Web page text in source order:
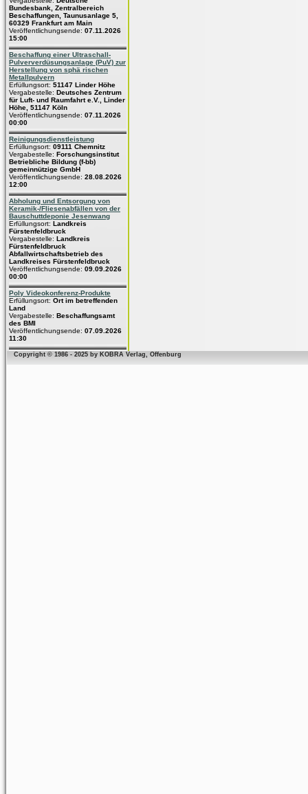
Bundesbank, Zentralbereich
Beschaffungen, Taunusanlage 5,
60329 Frankfurt am Main
Veröffentlichungsende: 07.11.2026
15:00
Beschaffung einer Ultraschall-
Pulververdüsungsanlage (PuV) zur
Herstellung von sphä rischen
Metallpulvern
Erfüllungsort: 51147 Linder Höhe
Vergabestelle: Deutsches Zentrum
für Luft- und Raumfahrt e.V., Linder
Höhe, 51147 Köln
Veröffentlichungsende: 07.11.2026
00:00
Reinigungsdienstleistung
Erfüllungsort: 09111 Chemnitz
Vergabestelle: Forschungsinstitut
Betriebliche Bildung (f-bb)
gemeinnützige GmbH
Veröffentlichungsende: 28.08.2026
12:00
Abholung und Entsorgung von
Keramik-/Fliesenabfällen von der
Bauschuttdeponie Jesenwang
Erfüllungsort: Landkreis
Fürstenfeldbruck
Vergabestelle: Landkreis
Fürstenfeldbruck
Abfallwirtschaftsbetrieb des
Landkreises Fürstenfeldbruck
Veröffentlichungsende: 09.09.2026
00:00
Poly Videokonferenz-Produkte
Erfüllungsort: Ort im betreffenden
Land
Vergabestelle: Beschaffungsamt
des BMI
Veröffentlichungsende: 07.09.2026
11:30
Copyright © 1986 - 2025 by KOBRA Verlag, Offenburg